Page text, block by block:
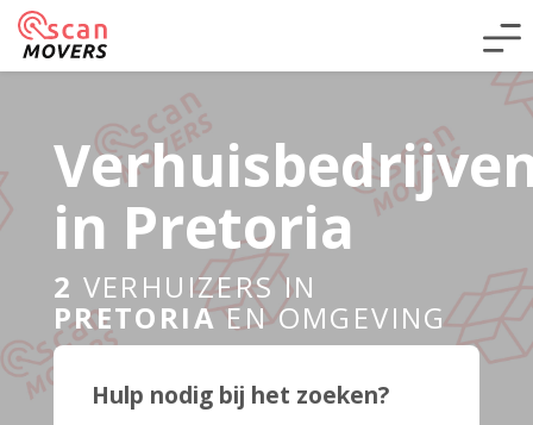
in Pretoria
2 VERHUIZERS IN
PRETORIA EN OMGEVING
Hulp nodig bij het zoeken?